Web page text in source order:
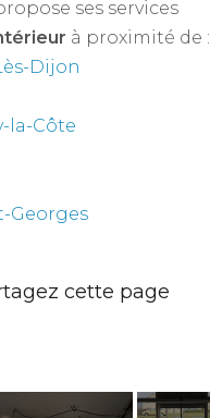
ses services
à proximité de :
Dijon
la-Côte
Georges